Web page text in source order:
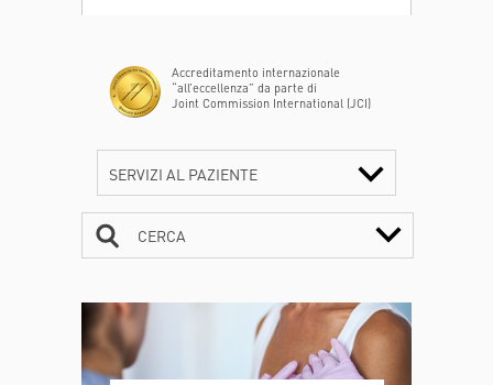
Accreditamento internazionale
“all’eccellenza” da parte di
Joint Commission International (JCI)
SERVIZI AL PAZIENTE
CERCA